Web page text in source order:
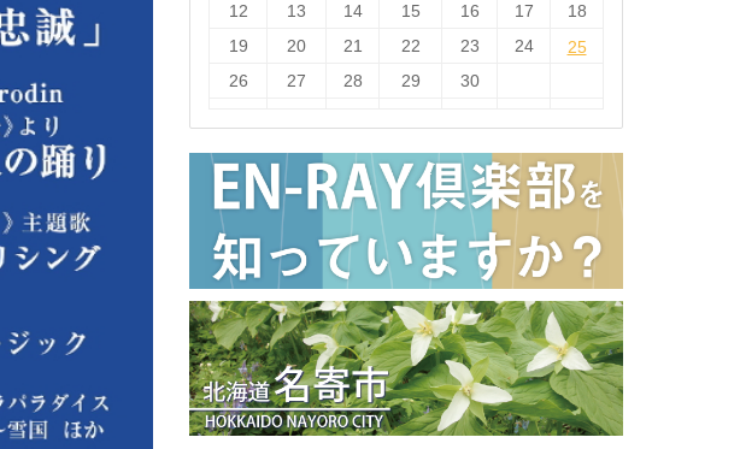
12
13 14 15 16 17
18
19
20 21 22 23 24 25
25
26
27 28 29 30